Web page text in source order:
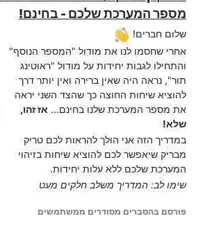
מספר המערכת שלכם - בחינם!
שלום חברים!
אחרי שחסמו לנו את מודול "המספר הנוסף"
והתחילו לגבות יחידות על מודול "ראוטינג
תור", נראה היה שאין ברירה ואין יותר דרך
להוציא שיחות החוצה כך שהצד השני יראה
את מספר המערכת שלנו בחינם... אז זהו,
שלא!
במדריך הזה אני הולך להראות לכם טריק
מבריק שיאפשר לכם להוציא שיחות בזיהוי
המערכת שלכם ללא עלות יחידות.
שימו לב: המדריך משלב חלקים מעט
תסתבכו - חברי הפורום המומחים ישמחו
פורסם בהסברים מסודרים ממשתמשים